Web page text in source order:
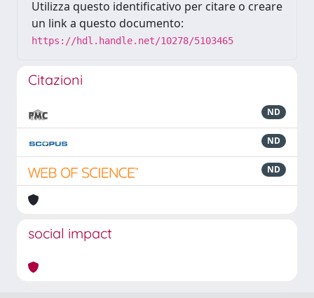
Utilizza questo identificativo per citare o creare
un link a questo documento:
https://hdl.handle.net/10278/5103465
Citazioni
ND
ND
ND
social impact